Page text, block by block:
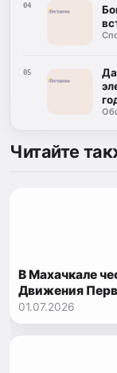
04
05
Читайте
В Махачкале
Движения
01.07.2026